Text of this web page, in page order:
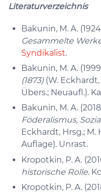
Literaturverzeichnis
Bakunin, M. A.
Gesammelte
Syndikalist.
Bakunin, M. A.
(1873)(W. Eckhardt,
Übers.; Neuaufl.).
Bakunin, M. A.
Föderalismus,
Eckhardt, Hrsg.; M.
Auflage). Unrast.
Kropotkin, P. A.
historische Rolle.
Kropotkin, P. A.